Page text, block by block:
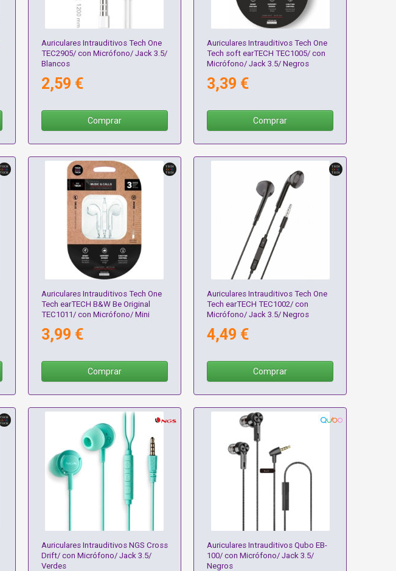
Auriculares Intrauditivos Tech One
TEC2905/ con Micrófono/ Jack 3.5/
Blancos
2,59 €
Comprar
Auriculares Intrauditivos Tech One
Tech soft earTECH TEC1005/ con
Micrófono/ Jack 3.5/ Negros
3,39 €
Comprar
Auriculares Intrauditivos Tech One
Tech earTECH B&W Be Original
TEC1011/ con Micrófono/ Mini
3,99 €
Comprar
Auriculares Intrauditivos Tech One
Tech earTECH TEC1002/ con
Micrófono/ Jack 3.5/ Negros
4,49 €
Comprar
Auriculares Intrauditivos NGS Cross
Drift/ con Micrófono/ Jack 3.5/
Verdes
Auriculares Intrauditivos Qubo EB-
100/ con Micrófono/ Jack 3.5/
Negros